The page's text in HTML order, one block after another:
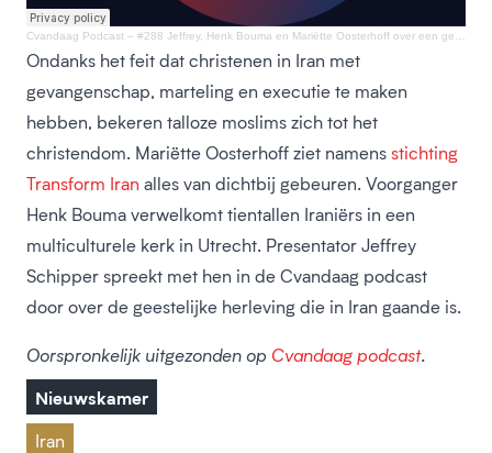
Cvandaag Podcast – #288 Jeffrey, Henk Bouma en Mariëtte Oosterhoff over een geestelijke herleving in Iran
Ondanks het feit dat christenen in Iran met
gevangenschap, marteling en executie te maken
hebben, bekeren talloze moslims zich tot het
christendom. Mariëtte Oosterhoff ziet namensstichting
Transform Iran alles van dichtbij gebeuren. Voorganger
Henk Bouma verwelkomt tientallen Iraniërs in een
multiculturele kerk in Utrecht. Presentator Jeffrey
Schipper spreekt met hen in de Cvandaag podcast
door over de geestelijke herleving die in Iran gaande is.
Oorspronkelijk uitgezonden op Cvandaag podcast.
Nieuwskamer
Iran